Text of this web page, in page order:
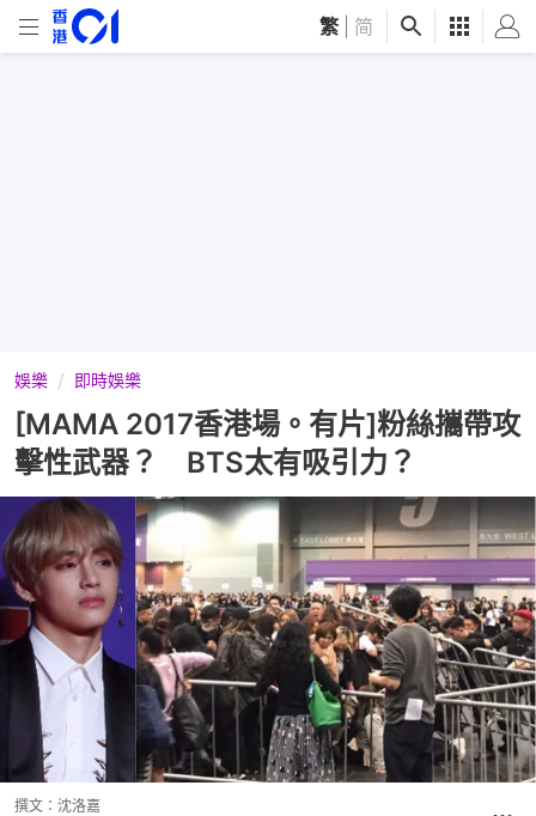
繁 简
娛樂 即時娛樂
[MAMA 2017香港場。有片]粉絲攜帶攻
擊性武器？ BTS太有吸引力？
撰文： 沈洛嘉